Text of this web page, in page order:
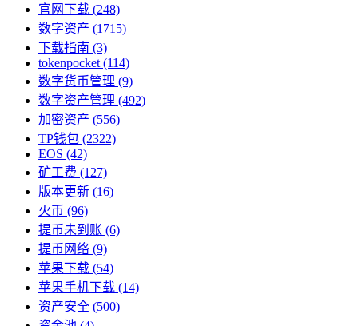
官网下载 (248)
数字资产 (1715)
下载指南 (3)
tokenpocket (114)
数字货币管理 (9)
数字资产管理 (492)
加密资产 (556)
TP钱包 (2322)
EOS (42)
矿工费 (127)
版本更新 (16)
火币 (96)
提币未到账 (6)
提币网络 (9)
苹果下载 (54)
苹果手机下载 (14)
资产安全 (500)